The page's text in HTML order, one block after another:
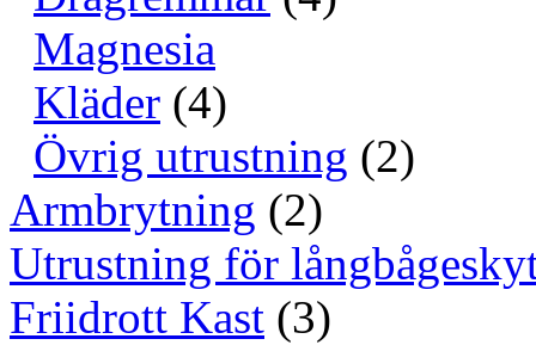
Magnesia
Kläder (4)
Övrig utrustning (2)
Armbrytning (2)
Utrustning för
Friidrott Kast (3)